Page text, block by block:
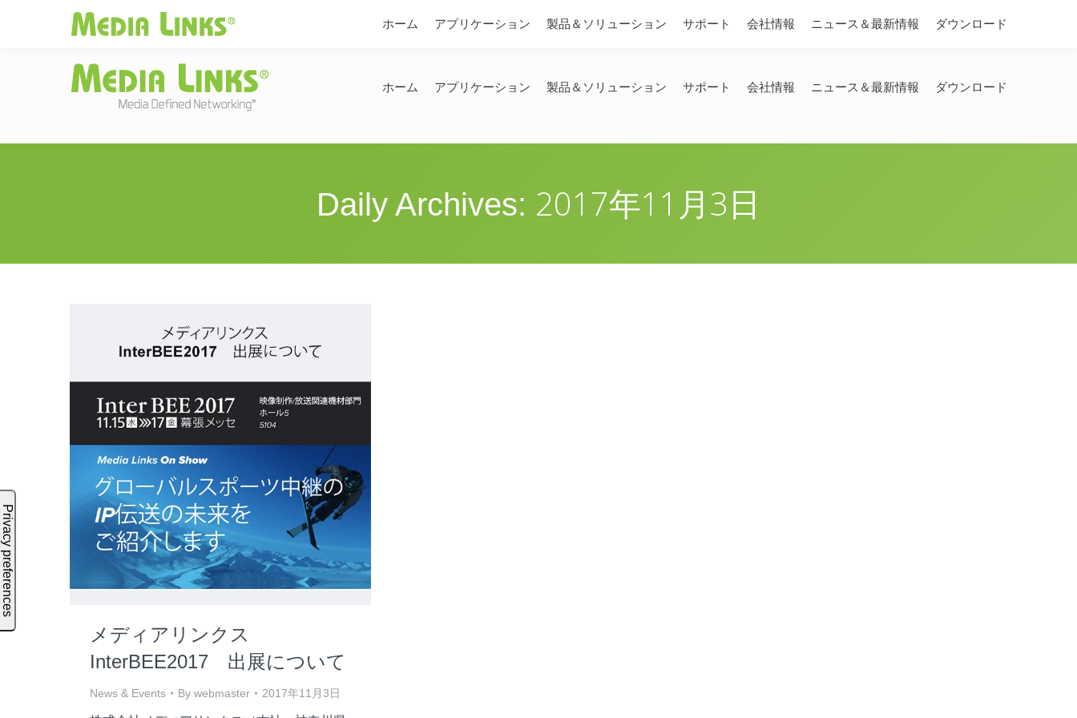
Media LinksJAPAN | Change
ホーム アプリケーション 製品＆ソリューション サポート 会社情報 ニュース＆最新情報 ダウンロード
Daily Archives: 2017年11月3日
メディアリンクス
InterBEE2017 出展について
News & Events By webmaster 2017年11月3日
ホーム アプリケーション 製品＆ソリューション サポート 会社情報 ニュース＆最新情報 ダウンロード